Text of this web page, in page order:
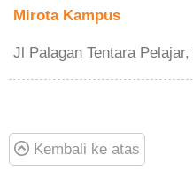
Mirota Kampus
Jl Palagan Tentara
Kembali ke atas